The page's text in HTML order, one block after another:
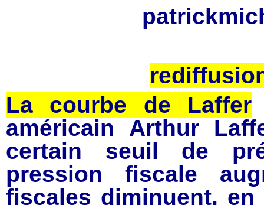
La courbe de Laffer
américain Arthur
certain seuil de
pression fiscale
fiscales diminuent,